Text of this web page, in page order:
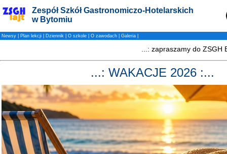
Zespół Szkół Gastronomiczo-Hotelarskich
w Bytomiu
Newsy Plan lekcji Dziennik O szkole O zawodach Galeria
...: WAKACJE 2026 :...